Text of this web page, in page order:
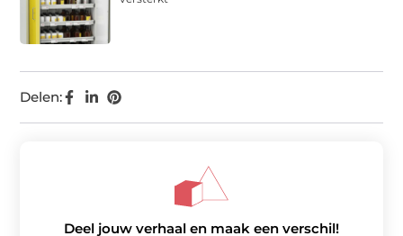
Delen:
Deel jouw verhaal en maak een verschil!